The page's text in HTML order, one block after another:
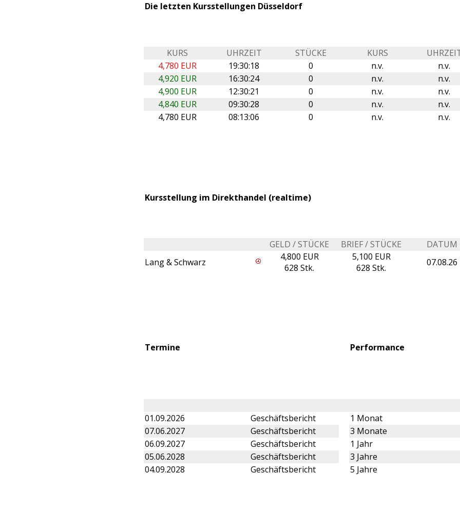
Die letzten Kursstellungen Düsseldorf
KURS UHRZEIT STÜCKE KURS
4,780 EUR
19:30:18 0 n.v. n.v.
4,920 EUR
16:30:24 0 n.v. n.v.
4,900 EUR
12:30:21 0 n.v. n.v.
4,840 EUR
09:30:28 0 n.v. n.v.
4,780 EUR
08:13:06 0 n.v. n.v.
Kursstellung im Direkthandel (realtime)
GELD / STÜCKE BRIEF / STÜCKE DATUM
Lang & Schwarz
4,800 EUR
628 Stk.
5,100 EUR
628 Stk.
07.08.26
Termine Performance
01.09.2026 Geschäftsbericht 1 Monat
07.06.2027
Geschäftsbericht 3 Monate
06.09.2027
Geschäftsbericht 1 Jahr
05.06.2028
Geschäftsbericht 3 Jahre
04.09.2028
Geschäftsbericht 5 Jahre